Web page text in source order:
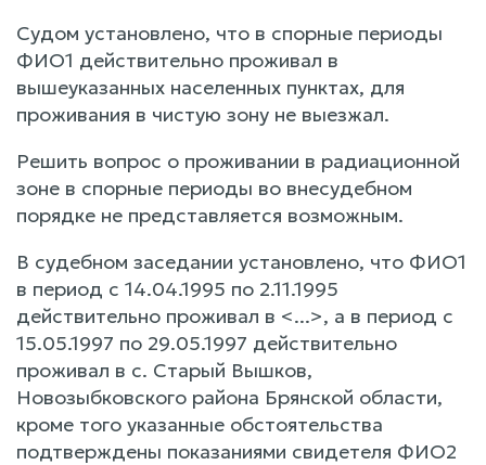
Судом установлено, что в спорные периоды
ФИО1 действительно проживал в
вышеуказанных населенных пунктах, для
проживания в чистую зону не выезжал.
Решить вопрос о проживании в радиационной
зоне в спорные периоды во внесудебном
порядке не представляется возможным.
В судебном заседании установлено, что ФИО1
в период с 14.04.1995 по 2.11.1995
действительно проживал в <...>, а в период с
15.05.1997 по 29.05.1997 действительно
проживал в с. Старый Вышков,
Новозыбковского района Брянской области,
кроме того указанные обстоятельства
подтверждены показаниями свидетеля ФИО2